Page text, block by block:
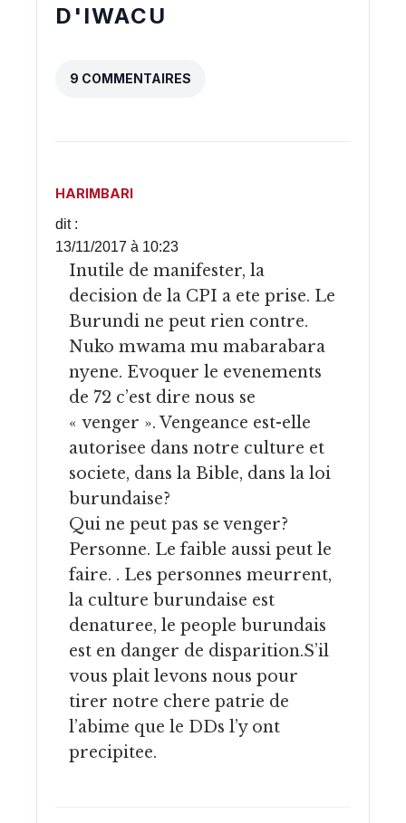
D'IWACU
9 COMMENTAIRES
HARIMBARI
dit :
13/11/2017 à 10:23
Inutile de manifester, la
decision de la CPI a ete prise. Le
Burundi ne peut rien contre.
Nuko mwama mu mabarabara
nyene. Evoquer le evenements
de 72 c’est dire nous se
« venger ». Vengeance est-elle
autorisee dans notre culture et
societe, dans la Bible, dans la loi
burundaise?
Qui ne peut pas se venger?
Personne. Le faible aussi peut le
faire. . Les personnes meurrent,
la culture burundaise est
denaturee, le people burundais
est en danger de disparition.S’il
vous plait levons nous pour
tirer notre chere patrie de
l’abime que le DDs l’y ont
precipitee.